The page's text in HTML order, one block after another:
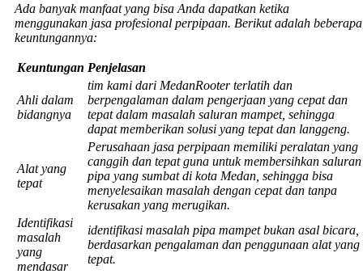
Ada banyak manfaat yang bisa Anda dapatkan ketika
menggunakan jasa profesional perpipaan. Berikut adalah beberapa
keuntungannya:
Keuntungan Penjelasan
Ahli dalam
bidangnya
tim kami dari MedanRooter terlatih dan
berpengalaman dalam pengerjaan yang cepat dan
tepat dalam masalah saluran mampet, sehingga
dapat memberikan solusi yang tepat dan langgeng.
Alat yang
tepat
Perusahaan jasa perpipaan memiliki peralatan yang
canggih dan tepat guna untuk membersihkan saluran
pipa yang sumbat di kota Medan, sehingga bisa
menyelesaikan masalah dengan cepat dan tanpa
kerusakan yang merugikan.
Identifikasi
masalah
yang
mendasar
identifikasi masalah pipa mampet bukan asal bicara,
berdasarkan pengalaman dan penggunaan alat yang
tepat.